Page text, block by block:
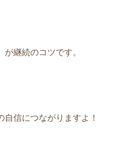
が継続のコツです。
信につながりますよ！